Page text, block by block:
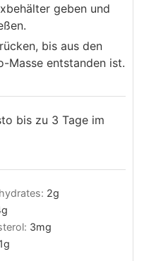
geben und
bis aus den
Masse entstanden ist.
bis zu 3 Tage im
2g
g
3mg
1g